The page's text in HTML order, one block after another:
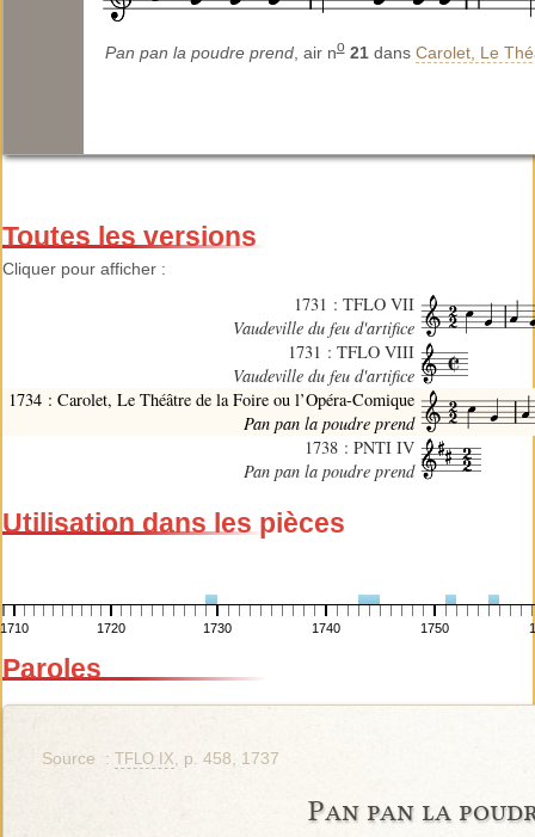
Pan pan la poudre prend, air no 21dans Carolet, Le
Toutes les versions
Cliquer pour afficher :
1731 : TFLO VII
Vaudeville du feu d'artifice
1731 : TFLO VIII
Vaudeville du feu d'artifice
1734 : Carolet, Le Théâtre de la Foire ou l’Opéra-Comique
Pan pan la poudre prend
1738 : PNTI IV
Pan pan la poudre prend
Utilisation dans les pièces
1710 1720 1730 1740 1750
Paroles
Source :TFLO IX , p. 458, 1737
Pan pan la